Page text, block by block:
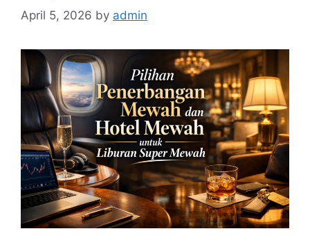
April 5, 2026 by admin